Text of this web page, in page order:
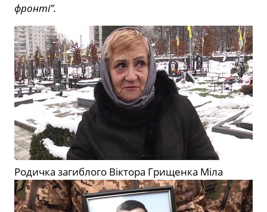
фронті”.
Родичка загиблого Віктора Грищенка Міла